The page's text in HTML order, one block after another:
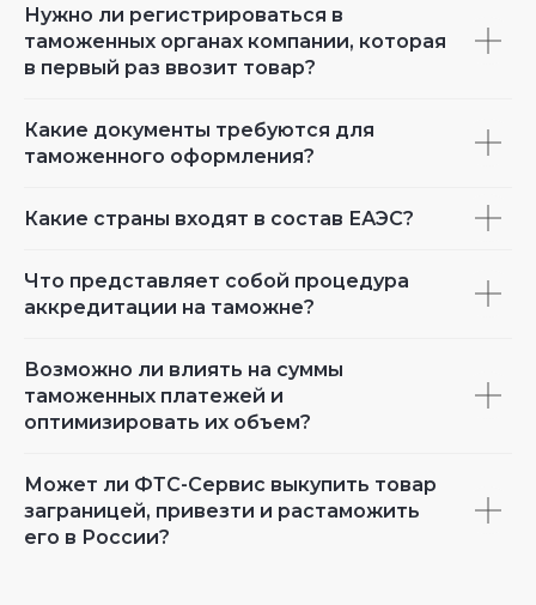
Нужно ли регистрироваться в
таможенных органах компании, которая
в первый раз ввозит товар?
Какие документы требуются для
таможенного оформления?
Какие страны входят в состав ЕАЭС?
Что представляет собой процедура
аккредитации на таможне?
Возможно ли влиять на суммы
таможенных платежей и
оптимизировать их объем?
Может ли ФТС-Сервис выкупить товар
заграницей, привезти и растаможить
его в России?